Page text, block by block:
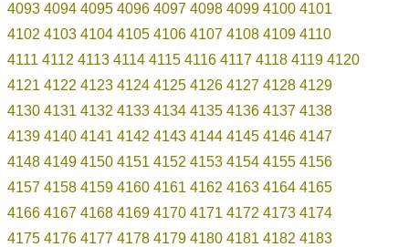
4093 4094 4095 4096 4097 4098 4099 4100 4101
4102 4103 4104 4105 4106 4107 4108 4109 4110
4111 4112 4113 4114 4115 4116 4117 4118 4119 4120
4121 4122 4123 4124 4125 4126 4127 4128 4129
4130 4131 4132 4133 4134 4135 4136 4137 4138
4139 4140 4141 4142 4143 4144 4145 4146 4147
4148 4149 4150 4151 4152 4153 4154 4155 4156
4157 4158 4159 4160 4161 4162 4163 4164 4165
4166 4167 4168 4169 4170 4171 4172 4173 4174
4175 4176 4177 4178 4179 4180 4181 4182 4183